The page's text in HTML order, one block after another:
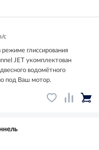
с
глиссирования
JET укомплектован
водомётного
под Ваш мотор.